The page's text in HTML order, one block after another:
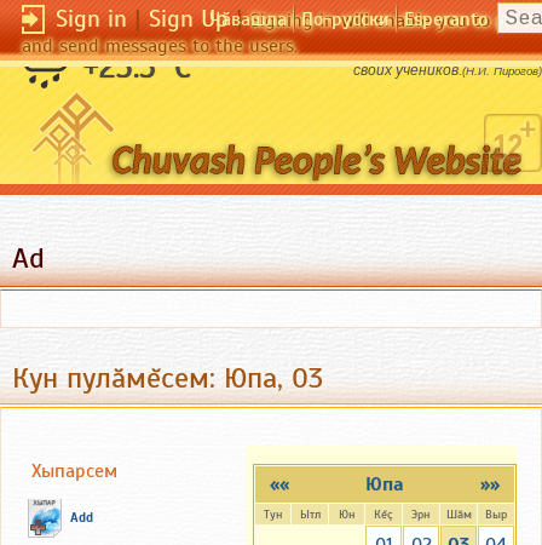
Sign in|Sign Up|Signing in will enable you to post
and send messages to the users.
Чӑвашла По-русски Esperanto
+23.5 °C
Всякая школа славна не числом, а славою
своих учеников.(Н.И. Пирогов)
Ad
Кун пулăмĕсем: Юпа, 03
»»
«« Юпа
Тун Ытл Юн Кĕç Эрн Шăм Выр
Хыпарсем
Add